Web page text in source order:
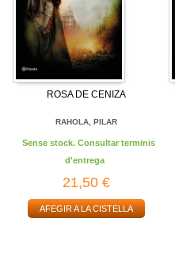
ROSA DE CENIZA
RAHOLA, PILAR
Sense stock. Consultar terminis
d'entrega
21,50 €
AFEGIR A LA CISTELLA